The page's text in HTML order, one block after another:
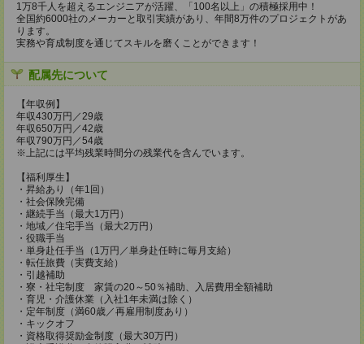
1万8千人を超えるエンジニアが活躍、「100名以上」の積極採用中！
全国約6000社のメーカーと取引実績があり、年間8万件のプロジェクトがあ
ります。
実務や育成制度を通じてスキルを磨くことができます！
配属先について
【年収例】
年収430万円／29歳
年収650万円／42歳
年収790万円／54歳
※上記には平均残業時間分の残業代を含んでいます。
【福利厚生】
・昇給あり（年1回）
・社会保険完備
・継続手当（最大1万円）
・地域／住宅手当（最大2万円）
・役職手当
・単身赴任手当（1万円／単身赴任時に毎月支給）
・転任旅費（実費支給）
・引越補助
・寮・社宅制度 家賃の20～50％補助、入居費用全額補助
・育児・介護休業（入社1年未満は除く）
・定年制度（満60歳／再雇用制度あり）
・キックオフ
・資格取得奨励金制度（最大30万円）